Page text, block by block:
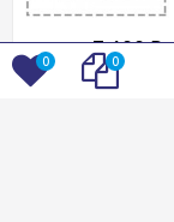
7 199₽
0 0